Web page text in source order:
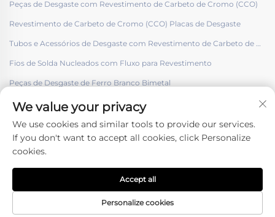
Peças de Desgaste com Revestimento de Carbeto de Cromo (CCO)
Revestimento de Carbeto de Cromo (CCO) Placas de Desgaste
Fios de Solda Nucleados com Fluxo para Revestimento
Peças de Desgaste de Ferro Branco Bimetal
Direitos Autorais © Shenyang Hard Welding Surface Engineering Co.,
ltd. -Política de privacidade
We value your privacy
We use cookies and similar tools to provide our services.
If you don't want to accept all cookies, click Personalize
cookies.
Personalize cookies
Accept all